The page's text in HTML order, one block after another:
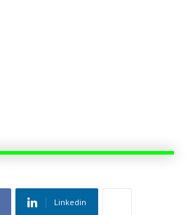
Linkedin